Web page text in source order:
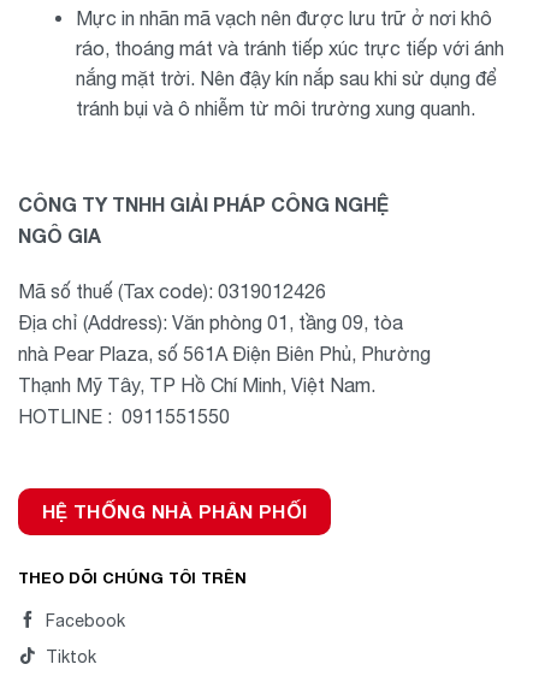
Mực in nhãn mã vạch nên được lưu trữ ở nơi khô
ráo, thoáng mát và tránh tiếp xúc trực tiếp với ánh
nắng mặt trời. Nên đậy kín nắp sau khi sử dụng để
tránh bụi và ô nhiễm từ môi trường xung quanh.
CÔNG TY TNHH GIẢI PHÁP CÔNG NGHỆ
NGÔ GIA
Mã số thuế (Tax code): 0319012426
Địa chỉ (Address): Văn phòng 01, tầng 09, tòa
nhà Pear Plaza, số 561A Điện Biên Phủ, Phường
Thạnh Mỹ Tây, TP Hồ Chí Minh, Việt Nam.
HOTLINE : 0911551550
HỆ THỐNG NHÀ PHÂN PHỐI
THEO DÕI CHÚNG TÔI TRÊN
Facebook
Tiktok